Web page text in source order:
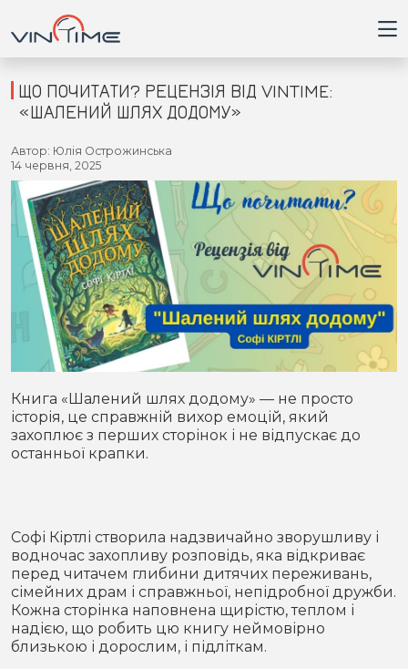
Головна
Війна
Новини
Кримінал
Здоров'я
Приватна думка
В кулуарах
Місто
Життя
Конфлікти
Партнери
Спорт
Спорт
Футбол
Контакти
Підписатись на нас у Telegram
ЩО ПОЧИТАТИ? РЕЦЕНЗІЯ ВІД VINTIME:
«ШАЛЕНИЙ ШЛЯХ ДОДОМУ»
Автор: Юлія Острожинська
14 червня, 2025
Книга «Шалений шлях додому» — не просто
історія, це справжній вихор емоцій, який
захоплює з перших сторінок і не відпускає до
останньої крапки.
Софі Кіртлі створила надзвичайно зворушливу і
водночас захопливу розповідь, яка відкриває
перед читачем глибини дитячих переживань,
сімейних драм і справжньої, непідробної дружби.
Кожна сторінка наповнена щирістю, теплом і
надією, що робить цю книгу неймовірно
близькою і дорослим, і підліткам.